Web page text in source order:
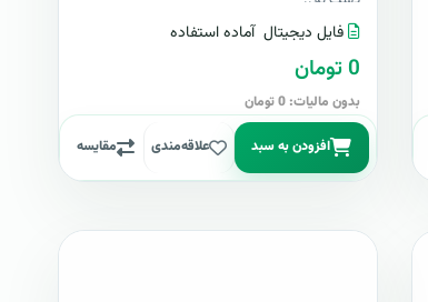
فایل دیجیتال آماده استفاده
0 تومان
بدون مالیات: 0 تومان
افزودن به سبد علاقه‌مندی مقایسه